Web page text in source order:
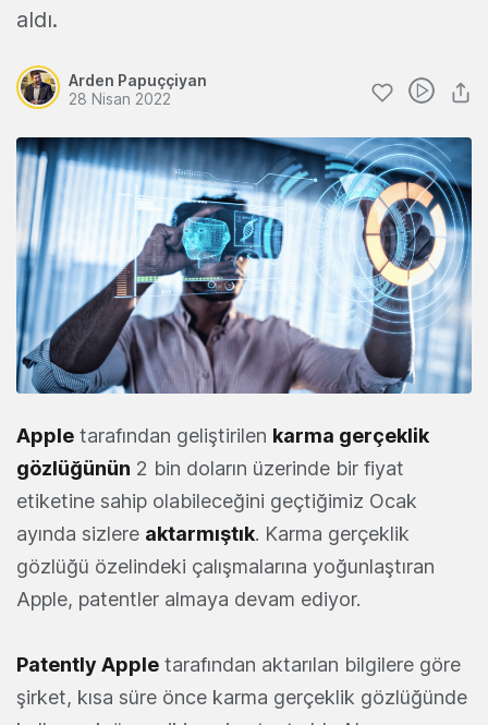
aldı.
Arden Papuççiyan
28 Nisan 2022
Apple tarafından geliştirilen karma gerçeklik
gözlüğünün 2 bin doların üzerinde bir fiyat
etiketine sahip olabileceğini geçtiğimiz Ocak
ayında sizlere aktarmıştık. Karma gerçeklik
gözlüğü özelindeki çalışmalarına yoğunlaştıran
Apple, patentler almaya devam ediyor.
Patently Apple tarafından aktarılan bilgilere göre
şirket, kısa süre önce karma gerçeklik gözlüğünde